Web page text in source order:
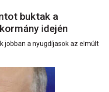
buktak a
idején
jobban a nyugdíjasok az elmúlt